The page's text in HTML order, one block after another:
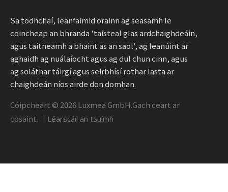
Sa todhchaí, leanfaimid orainn ag seasamh le
coincheap an bhranda 'taisteal glas ardchaighdeáin,
agus taitneamh a bhaint as an saol', ag leanúint ar
aghaidh ag nuálaíocht agus ag dul chun cinn, agus
ag soláthar táirgí agus seirbhísí rothar lasta ar
chaighdeán níos airde don domhan.
Cóipcheart © 2026Luxmea GmbH.Gach ceart ar
cosaint.｜ Léarscáil an tSuímh